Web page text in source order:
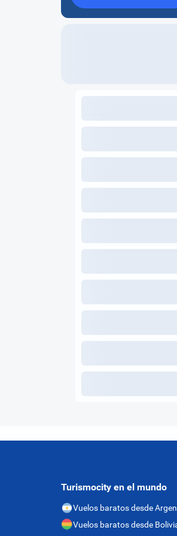
Turismocity en el mundo
Vuelos baratos desde
Vuelos baratos desde